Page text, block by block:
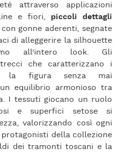
attraverso applicazioni
e fiori, piccoli dettagli
gonne aderenti, segnate
di alleggerire la silhouette
all’intero look. Gli
che caratterizzano i
la figura senza mai
equilibrio armonioso tra
I tessuti giocano un ruolo
e superfici setose si
valorizzando così ogni
della collezione
dei tramonti toscani e la